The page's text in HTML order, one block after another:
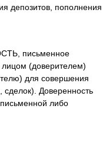
депозитов, пополнения
письменное
(доверителем)
для совершения
Доверенность
либо